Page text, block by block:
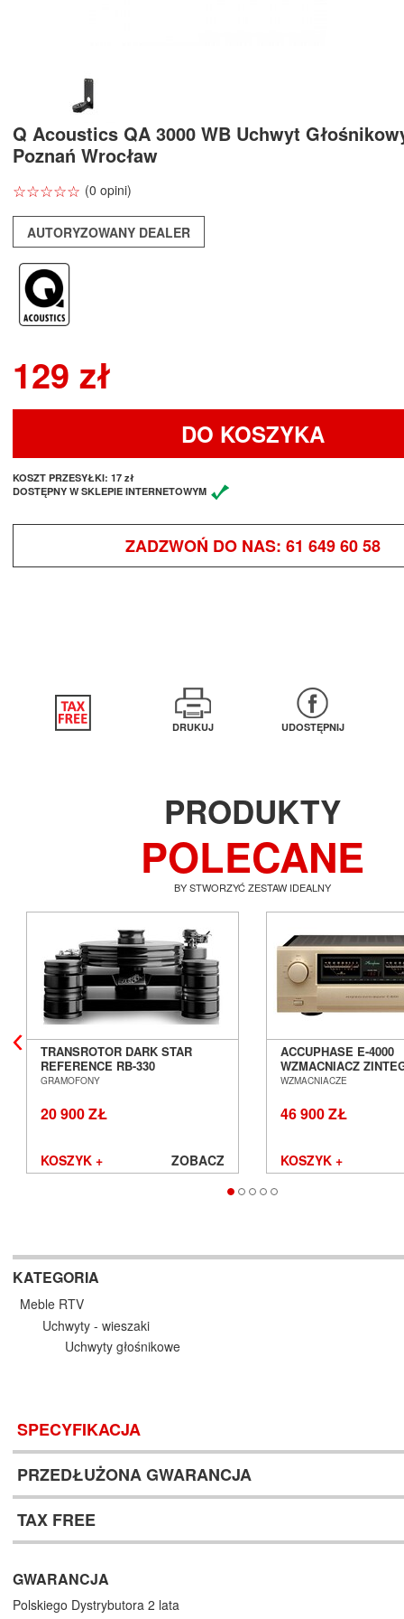
Q Acoustics QA 3000 WB Uchwyt
Poznań Wrocław
☆☆☆☆☆
★★★★★ (0 opini)
AUTORYZOWANY DEALER
129 zł
DO KOSZYKA
KOSZT PRZESYŁKI: 17 zł
DOSTĘPNY W SKLEPIE INTERNETOWYM
ZADZWOŃ DO NAS: 61 649 60 58
DRUKUJ UDOSTĘPNIJ
PRODUKTY
POLECANE
BY STWORZYĆ ZESTAW IDEALNY
TRANSROTOR DARK STAR
REFERENCE RB-330
GRAMOFON ANALOGOWY
GRAMOFONY
20 900 ZŁ
KOSZYK + ZOBACZ
ACCUPHASE E-4000
WZMACNIACZ
SALON POZNAŃ
WZMACNIACZE
46 900 ZŁ
KOSZYK +
KATEGORIA
Meble RTV
Uchwyty - wieszaki
Uchwyty głośnikowe
SPECYFIKACJA
PRZEDŁUŻONA GWARANCJA
TAX FREE
GWARANCJA
Polskiego Dystrybutora 2 lata